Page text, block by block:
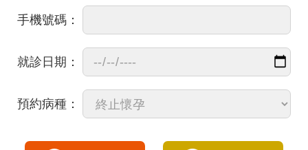
手機號碼：
就診日期：
預約病種：